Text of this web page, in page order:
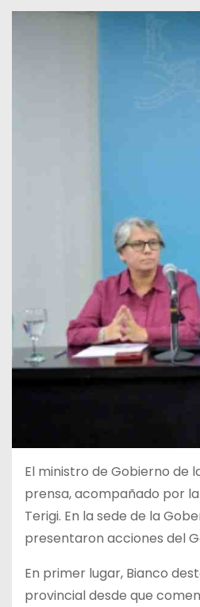
El ministro de Gobierno de
prensa, acompañado por
Terigi. En la sede de la
presentaron acciones del
En primer lugar, Bianco
provincial desde que